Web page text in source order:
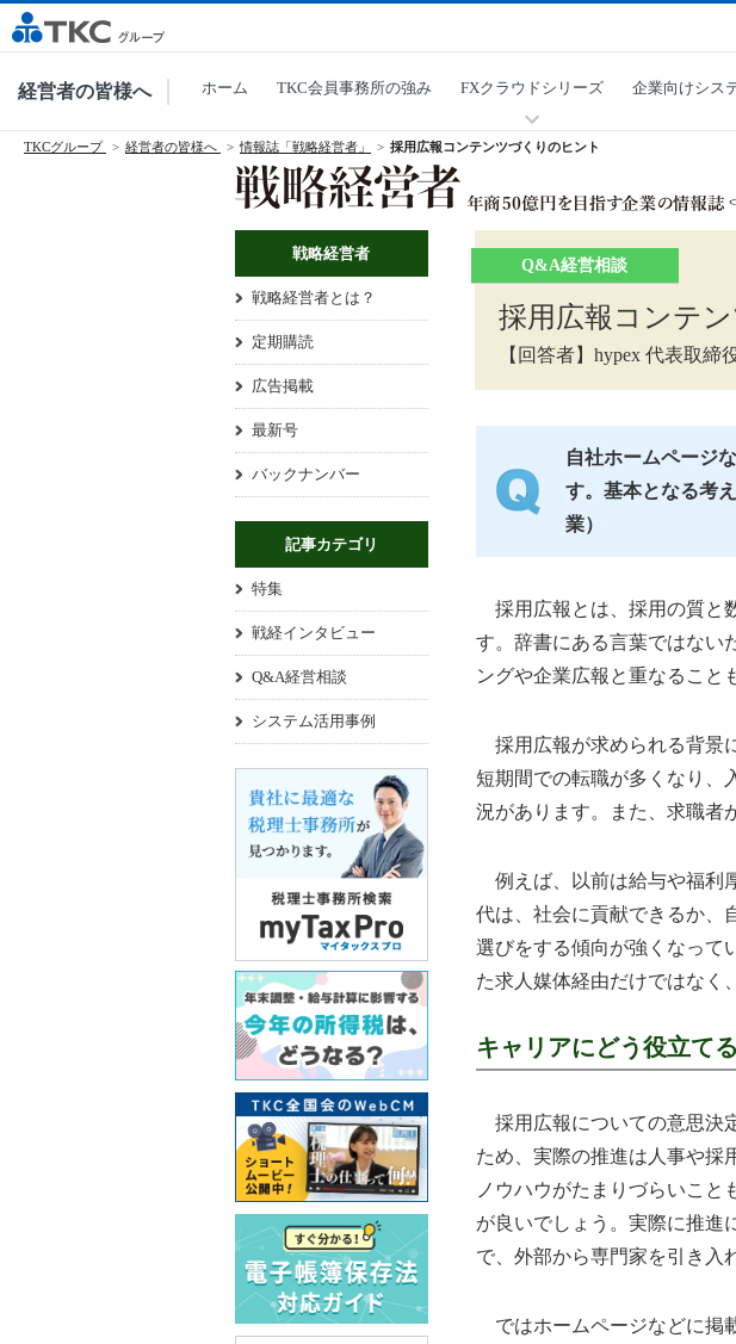
経営者の皆様へ ホーム TKC会員事務所の強み FXクラウドシリーズ 企業向けシス
TKCグループ 経営者の皆様へ 情報誌「戦略経営者」 採用広報コンテンツづくりのヒント
Q&A経営相談
採用広報コンテ
【回答者】hypex 代表取
自社ホームページ
す。基本となる考
業）
採用広報とは、採用の質と
す。辞書にある言葉ではない
ングや企業広報と重なること
採用広報が求められる背景
短期間での転職が多くなり、
況があります。また、求職者
例えば、以前は給与や福利
代は、社会に貢献できるか、
選びをする傾向が強くなって
た求人媒体経由だけではなく
キャリアにどう役立て
採用広報についての意思決
ため、実際の推進は人事や採
ノウハウがたまりづらいこ
が良いでしょう。実際に推進
で、外部から専門家を引き入
ではホームページなどに掲
戦略経営者
戦略経営者とは？
定期購読
広告掲載
最新号
バックナンバー
記事カテゴリ
特集
戦経インタビュー
Q&A経営相談
システム活用事例